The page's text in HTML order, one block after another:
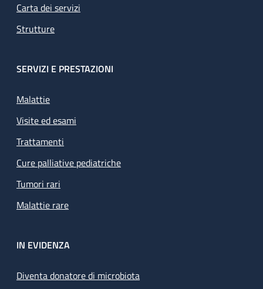
Carta dei servizi
Strutture
SERVIZI E PRESTAZIONI
Malattie
Visite ed esami
Trattamenti
Cure palliative pediatriche
Tumori rari
Malattie rare
IN EVIDENZA
Diventa donatore di microbiota